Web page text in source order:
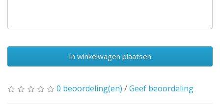
In winkelwagen plaatsen
0 beoordeling(en) /Geef beoordeling